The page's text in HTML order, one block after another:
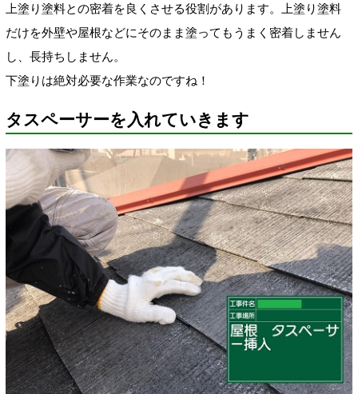
上塗り塗料との密着を良くさせる役割があります。上塗り塗料
だけを外壁や屋根などにそのまま塗ってもうまく密着しません
し、長持ちしません。
下塗りは絶対必要な作業なのですね！
タスペーサーを入れていきます